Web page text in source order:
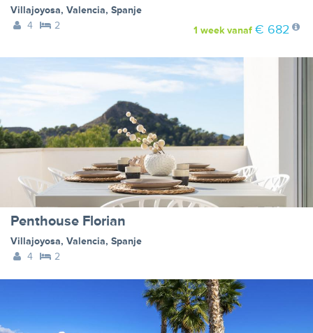
Villajoyosa, Valencia, Spanje
4
2 1 weekvanaf € 682
Penthouse Florian
Villajoyosa, Valencia, Spanje
4
2